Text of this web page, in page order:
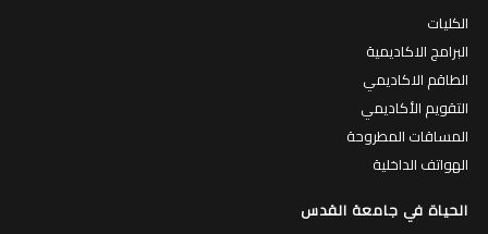
الكليات
البرامج الاكاديمية
الطاقم الاكاديمي
التقويم الأكاديمي
المساقات المطروحة
الهواتف الداخلية
الحياة في جامعة القدس